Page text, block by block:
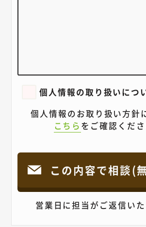
個人情報の取り扱いにつ
個人情報のお取り扱い方針
こちら をご確認くださ
営業日に担当がご返信いた